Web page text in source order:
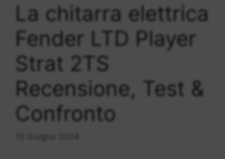
La chitarra elettrica
Fender LTD Player
Strat 2TS
Recensione, Test &
Confronto